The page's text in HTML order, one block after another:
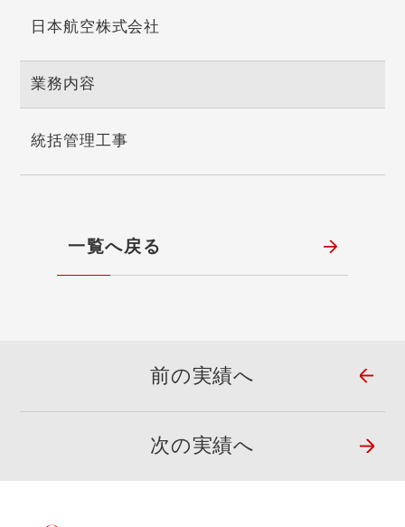
日本航空株式会社
業務内容
統括管理工事
一覧へ戻る
前の実績へ
次の実績へ